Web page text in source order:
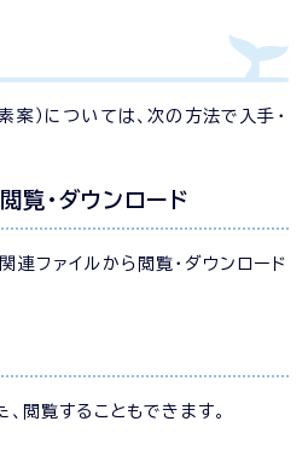
案）については、次の方法で入手・
覧・ダウンロード
連ファイルから閲覧・ダウンロード
閲覧することもできます。